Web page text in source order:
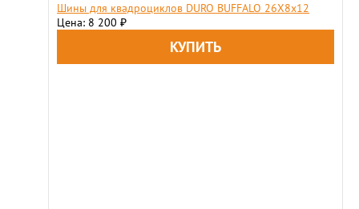
Шины для квадроциклов DURO BUFFALO 26X8х12
Цена: 8 200 ₽